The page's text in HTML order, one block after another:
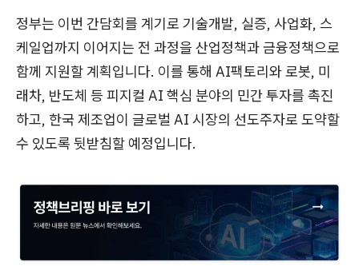
정부는 이번 간담회를 계기로 기술개발, 실증, 사업화, 스
케일업까지 이어지는 전 과정을 산업정책과 금융정책으로
함께 지원할 계획입니다. 이를 통해 AI팩토리와 로봇, 미
래차, 반도체 등 피지컬 AI 핵심 분야의 민간 투자를 촉진
하고, 한국 제조업이 글로벌 AI 시장의 선도주자로 도약할
수 있도록 뒷받침할 예정입니다.